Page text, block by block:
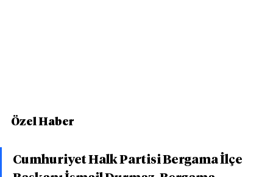
Özel Haber
Cumhuriyet Halk Partisi Bergama İlçe